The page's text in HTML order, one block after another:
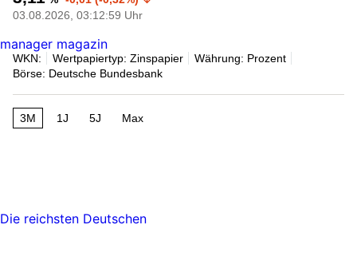
03.08.2026, 03:12:59 Uhr
WKN: Wertpapiertyp: Zinspapier
Währung: Prozent
Börse: Deutsche Bundesbank
3M 1J 5J Max
manager magazin
Die reichsten Deutschen